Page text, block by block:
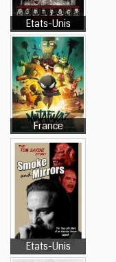
Etats-Unis
France
Etats-Unis